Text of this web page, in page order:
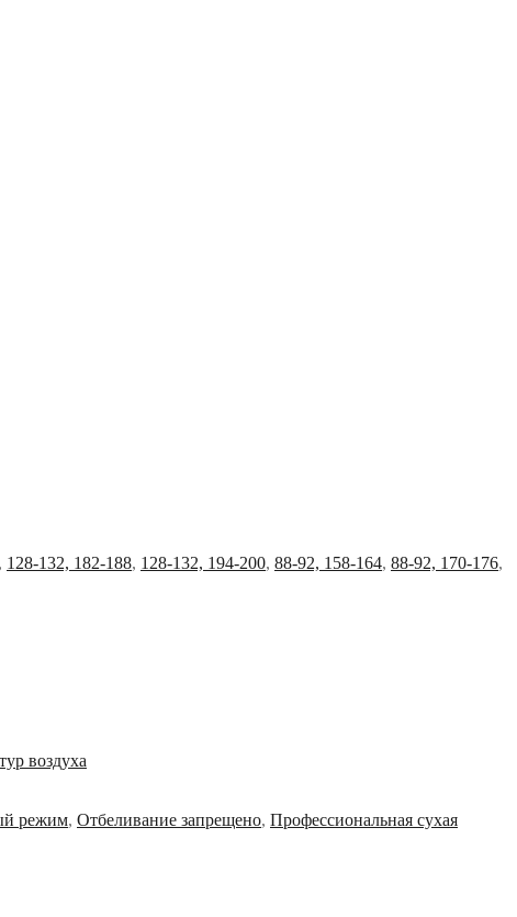
, 128-132, 182-188, 128-132, 194-200, 88-92, 158-164, 88-92, 170-176,
воздуха
режим, Отбеливание запрещено, Профессиональная сухая